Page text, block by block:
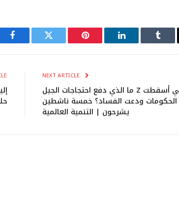
Facebook Twitter Pinterest LinkedIn
NEXT ARTICLE
ما الذي دفع احتجاجات الجيل Z التي أسقطت
الحكومات ودعت الفساد؟ خمسة ناشطين
يشرحون | التنمية العالمية